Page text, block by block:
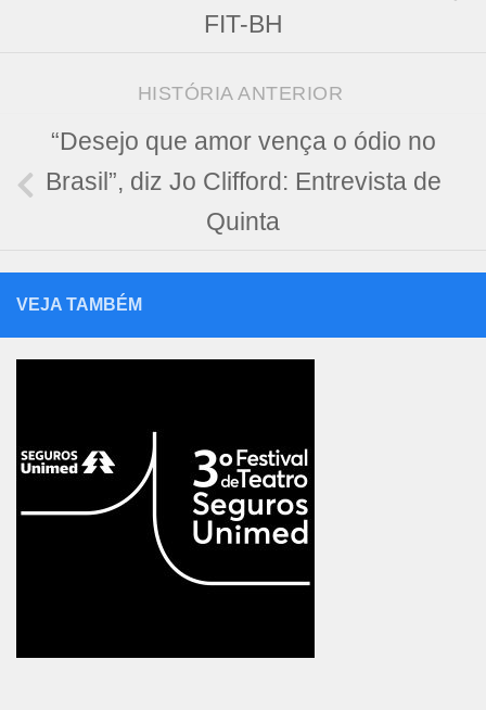
FIT-BH
HISTÓRIA ANTERIOR
“Desejo que amor vença o ódio no
Brasil”, diz Jo Clifford: Entrevista de
Quinta
VEJA TAMBÉM